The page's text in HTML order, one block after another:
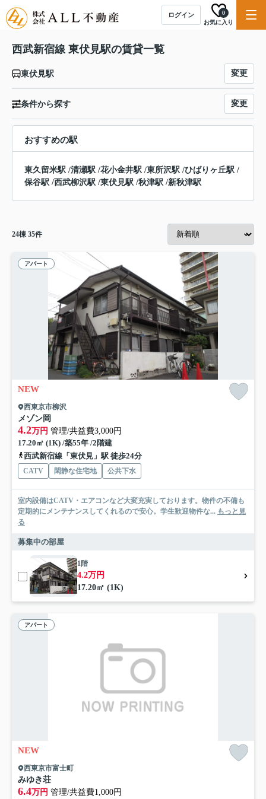
ログイン
お気に入り
0
西武新宿線 東伏見駅の賃貸一覧
東伏見駅 変更
条件から探す 変更
おすすめの駅
東久留米駅 /清瀬駅 /花小金井駅 /東所沢駅 /ひばりヶ丘駅 /
保谷駅 /西武柳沢駅 /東伏見駅 /秋津駅 /新秋津駅
24棟 35件
アパート
NEW
西東京市柳沢
メゾン岡
4.2万円 管理/共益費3,000円
17.20㎡ (1K) /築55年 /2階建
西武新宿線「東伏見」駅 徒歩24分
CATV 閑静な住宅地 公共下水
室内設備はCATV・エアコンなど大変充実しております。物件の不備も
定期的にメンテナンスしてくれるので安心。学生歓迎物件な... もっと見
る
募集中の部屋
1階
4.2万円
17.20㎡ (1K)
アパート
NEW
西東京市富士町
みゆき荘
6.4万円 管理/共益費1,000円